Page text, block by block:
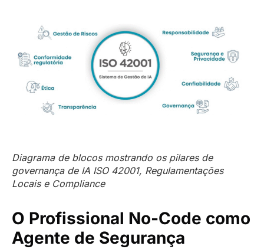
Diagrama de blocos mostrando os pilares de
governança de IA ISO 42001, Regulamentações
Locais e Compliance
O Profissional No-Code como
Agente de Segurança